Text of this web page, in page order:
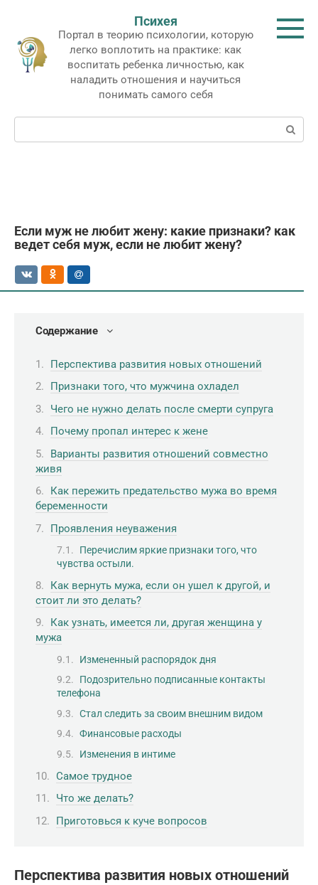
контенту
Психея
Портал в теорию психологии, которую
легко воплотить на практике: как
воспитать ребенка личностью, как
наладить отношения и научиться
понимать самого себя
Поиск:
Если муж не любит жену: какие признаки? как
ведет себя муж, если не любит жену?
Содержание
Перспектива развития новых отношений
Признаки того, что мужчина охладел
Чего не нужно делать после смерти супруга
Почему пропал интерес к жене
Варианты развития отношений совместно
живя
Как пережить предательство мужа во время
беременности
Проявления неуважения
Перечислим яркие признаки того, что
чувства остыли.
Как вернуть мужа, если он ушел к другой, и
стоит ли это делать?
Как узнать, имеется ли, другая женщина у
мужа
Измененный распорядок дня
Подозрительно подписанные контакты
телефона
Стал следить за своим внешним видом
Финансовые расходы
Изменения в интиме
Самое трудное
Что же делать?
Приготовься к куче вопросов
Перспектива развития новых отношений